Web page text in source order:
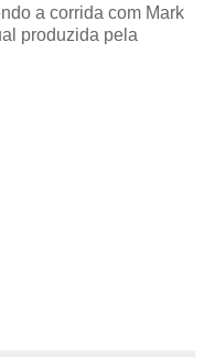
a corrida com Mark
produzida pela